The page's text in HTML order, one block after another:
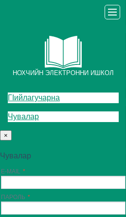
НОХЧИЙН ЭЛЕКТРОННИ ИШКОЛ
ГIийлагучарна
Чувалар
×
Чувалар
E-MAIL
ПАРОЛЬ